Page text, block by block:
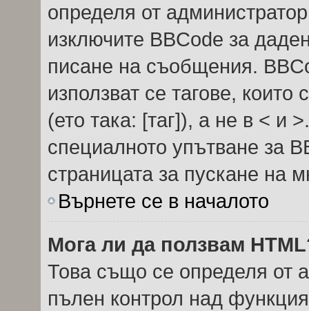
определя от
изключите BBCode за
писане на съобщения.
използват се тагове, които
(ето така: [таг]), а не в < и
специалното упътване за
страницата за пускане на
Върнете се в началото
Мога ли да ползвам
Това също се определя от
пълен контрол над